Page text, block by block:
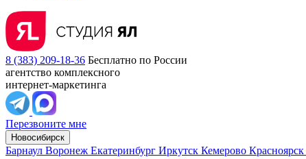
8 (383) 209-18-36 Бесплатно по России
агентство комплексного
интернет-маркетинга
Перезвоните мне
Новосибирск
Барнаул Воронеж Екатеринбург Иркутск Кемерово Красноярск